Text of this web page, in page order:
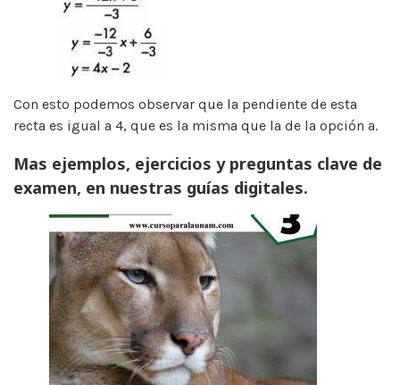
Con esto podemos observar que la pendiente de esta
recta es igual a 4, que es la misma que la de la opción a.
Mas ejemplos, ejercicios y preguntas clave de
examen, en nuestras guías digitales.